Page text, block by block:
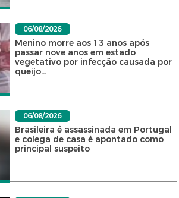
06/08/2026
Menino morre aos 13 anos após
passar nove anos em estado
vegetativo por infecção causada por
queijo...
06/08/2026
Brasileira é assassinada em Portugal
e colega de casa é apontado como
principal suspeito